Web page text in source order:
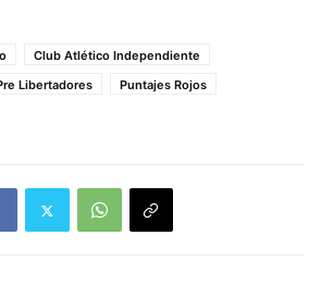
Club Atlético Independiente
Libertadores
Puntajes Rojos